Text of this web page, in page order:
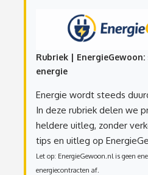
Rubriek |
energie
Energie wordt steeds
In deze rubriek delen we
heldere uitleg, zonder
tips en uitleg op
Let op: EnergieGewoon.nl is geen
energiecontracten af.